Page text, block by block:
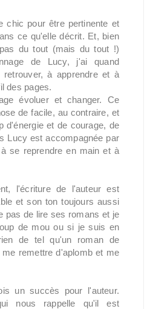
chic pour être pertinente et
ce qu'elle décrit. Et, bien
du tout (mais du tout !)
de Lucy, j'ai quand
à apprendre et à
des pages.
évoluer et changer. Ce
de facile, au contraire, et
d'énergie et de courage, de
Lucy est accompagnée par
se reprendre en main et à
l'écriture de l'auteur est
et son ton toujours aussi
pas de lire ses romans et je
de mou ou si je suis en
de tel qu'un roman de
remettre d'aplomb et me
un succès pour l'auteur.
nous rappelle qu'il est